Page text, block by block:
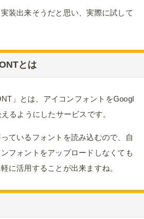
装出来そうだと思い、実際に試して
とは
」とは、アイコンフォントをGoogl
るようにしたサービスです。
ているフォントを読み込むので、自
フォントをアップロードしなくても
に活用することが出来ますね。